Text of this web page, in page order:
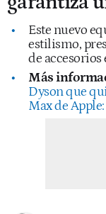
Este nuevo
estilismo,
de accesorios
Más
Dyson que
Max de